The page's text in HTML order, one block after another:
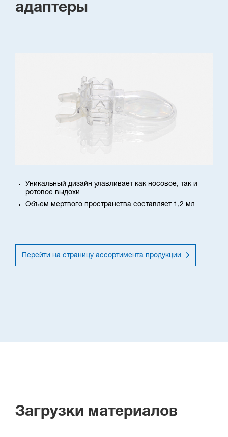
адаптеры
Уникальный дизайн улавливает как носовое, так и
ротовое выдохи
Объем мертвого пространства составляет 1,2 мл
Перейти на страницу ассортимента продукции
Загрузки материалов